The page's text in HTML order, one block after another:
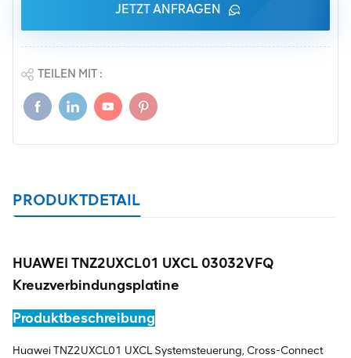
JETZT ANFRAGEN
TEILEN MIT :
PRODUKTDETAIL
HUAWEI TNZ2UXCL01 UXCL 03032VFQ
Kreuzverbindungsplatine
Produktbeschreibung
Huawei TNZ2UXCL01 UXCL Systemsteuerung, Cross-Connect